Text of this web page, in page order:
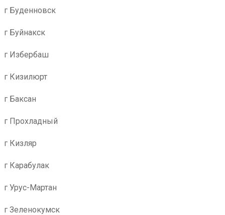
г Буденновск
г Буйнакск
г Избербаш
г Кизилюрт
г Баксан
г Прохладный
г Кизляр
г Карабулак
г Урус-Мартан
г Зеленокумск